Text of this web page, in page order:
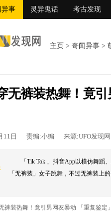
异事 灵异鬼话 考古发现
主页 > 奇闻异事 >
无裤装热舞！竟
11日 责编:小编 来源:UFO发现网
「Tik Tok 」抖音App以模仿舞
「无裤装」女子跳舞，不过无裤装上
裤装热舞！竟引男网友暴动 「重复鉴